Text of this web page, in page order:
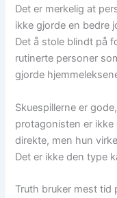
Det er merkelig at
ikke gjorde en bedre
Det å stole blindt på
rutinerte personer
gjorde
Skuespillerne er
protagonisten er ikke
direkte, men hun
Det er ikke den type
Truth bruker mest tid